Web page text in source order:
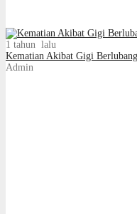
1 tahun lalu
Kematian Akibat Gigi
Admin